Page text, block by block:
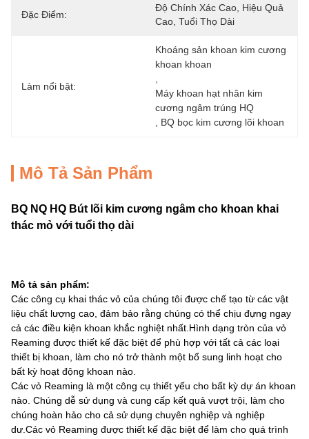
Đặc Điểm:
Độ Chính Xác Cao, Hiệu Quả
Cao, Tuổi Thọ Dài
Làm nổi bật:
Khoáng sản khoan kim cương
khoan khoan
Máy khoan hạt nhân kim
cương ngâm trúng HQ
BQ bọc kim cương lõi khoan
Mô Tả Sản Phẩm
BQ NQ HQ Bút lõi kim cương ngâm cho khoan khai
thác mỏ với tuổi thọ dài
Mô tả sản phẩm:
Các công cụ khai thác vỏ của chúng tôi được chế tạo từ các vật
liệu chất lượng cao, đảm bảo rằng chúng có thể chịu đựng ngay
cả các điều kiện khoan khắc nghiệt nhất.Hình dạng tròn của vỏ
Reaming được thiết kế đặc biệt để phù hợp với tất cả các loại
thiết bị khoan, làm cho nó trở thành một bổ sung linh hoạt cho
bất kỳ hoạt động khoan nào.
Các vỏ Reaming là một công cụ thiết yếu cho bất kỳ dự án khoan
nào. Chúng dễ sử dụng và cung cấp kết quả vượt trội, làm cho
chúng hoàn hảo cho cả sử dụng chuyên nghiệp và nghiệp
dư.Các vỏ Reaming được thiết kế đặc biệt để làm cho quá trình